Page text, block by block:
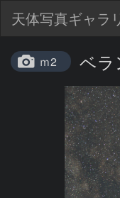
天体写真ギャラ
ｍ2 ベラ